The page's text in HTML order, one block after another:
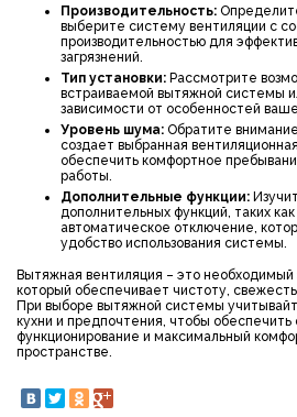
Производительность:
выберите систему вентиляции с
производительностью для
загрязнений.
Тип установки: Рассмотрите
встраиваемой вытяжной системы
зависимости от особенностей
Уровень шума: Обратите
создает выбранная
обеспечить комфортное
работы.
Дополнительные функции:
дополнительных функций, таких
автоматическое отключение,
удобство использования системы.
Вытяжная вентиляция – это
который обеспечивает чистоту,
При выборе вытяжной системы
кухни и предпочтения, чтобы обеспечить
функционирование и максимальный
пространстве.